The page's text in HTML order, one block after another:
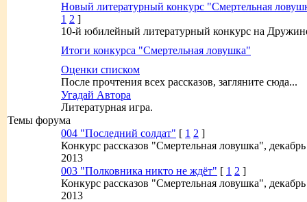
Новый литературный конкурс "Смертельная
1 2 ]
10-й юбилейный литературный конкурс на
Итоги конкурса "Смертельная ловушка"
Оценки списком
После прочтения всех рассказов, загляните сюда...
Угадай Автора
Литературная игра.
Темы форума
004 "Последний солдат" [ 1 2 ]
Конкурс рассказов "Смертельная ловушка", декабрь
2013
003 "Полковника никто не ждёт" [ 1 2 ]
Конкурс рассказов "Смертельная ловушка", декабрь
2013